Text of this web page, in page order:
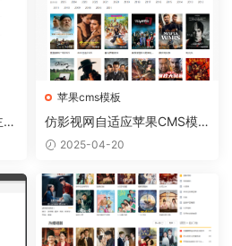
苹果cms模板
仿影视网自适应苹果CMS模
板 苹果CMSV10自适应模板
2025-04-20